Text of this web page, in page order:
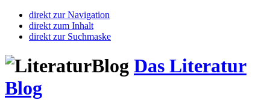
direkt zur Navigation
direkt zum Inhalt
direkt zur Suchmaske
Das Literatur
Blog